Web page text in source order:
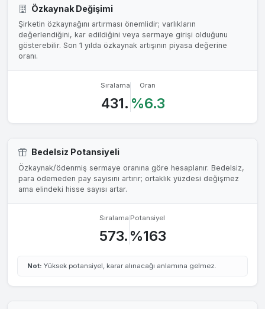
Özkaynak Değişimi
Şirketin özkaynağını artırması önemlidir; varlıkların
değerlendiğini, kar edildiğini veya sermaye girişi olduğunu
gösterebilir. Son 1 yılda özkaynak artışının piyasa değerine
oranı.
Sıralama
431.
Oran
%6.3
Bedelsiz Potansiyeli
Özkaynak/ödenmiş sermaye oranına göre hesaplanır. Bedelsiz,
para ödemeden pay sayısını artırır; ortaklık yüzdesi değişmez
ama elindeki hisse sayısı artar.
Sıralama
573.
Potansiyel
%163
Not: Yüksek potansiyel, karar alınacağı anlamına gelmez.